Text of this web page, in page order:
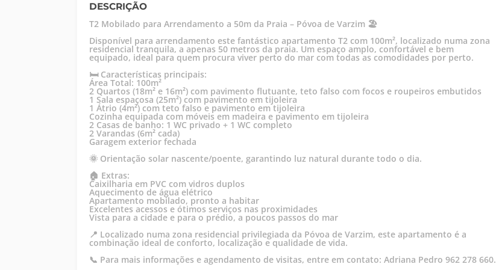
DESCRIÇÃO
T2 Mobilado para Arrendamento a 50m da Praia – Póvoa de Varzim 🏖️
Disponível para arrendamento este fantástico apartamento T2 com 100m², localizado numa zona
residencial tranquila, a apenas 50 metros da praia. Um espaço amplo, confortável e bem
equipado, ideal para quem procura viver perto do mar com todas as comodidades por perto.
🛏️ Características principais:
Área Total: 100m²
2 Quartos (18m² e 16m²) com pavimento flutuante, teto falso com focos e roupeiros embutidos
1 Sala espaçosa (25m²) com pavimento em tijoleira
1 Átrio (4m²) com teto falso e pavimento em tijoleira
Cozinha equipada com móveis em madeira e pavimento em tijoleira
2 Casas de banho: 1 WC privado + 1 WC completo
2 Varandas (6m² cada)
Garagem exterior fechada
🌞 Orientação solar nascente/poente, garantindo luz natural durante todo o dia.
🏠 Extras:
Caixilharia em PVC com vidros duplos
Aquecimento de água elétrico
Apartamento mobilado, pronto a habitar
Excelentes acessos e ótimos serviços nas proximidades
Vista para a cidade e para o prédio, a poucos passos do mar
📍 Localizado numa zona residencial privilegiada da Póvoa de Varzim, este apartamento é a
combinação ideal de conforto, localização e qualidade de vida.
📞 Para mais informações e agendamento de visitas, entre em contato: Adriana Pedro 962 278 660.